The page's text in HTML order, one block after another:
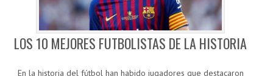
LOS 10 MEJORES FUTBOLISTAS DE LA HISTORIA
En la historia del fútbol han habido jugadores que destacaron